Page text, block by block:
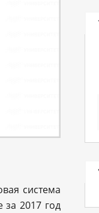
система
за 2017 год